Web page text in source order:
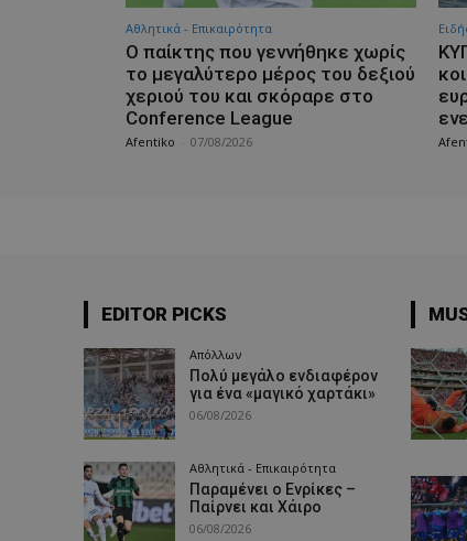
Αθλητικά - Επικαιρότητα
Ο παίκτης που γεννήθηκε χωρίς
το μεγαλύτερο μέρος του δεξιού
χεριού του και σκόραρε στο
Conference League
Afentiko 07/08/2026
EDITOR PICKS
Απόλλων
Πολύ μεγάλο ενδιαφέρον
για ένα «μαγικό χαρτάκι»
06/08/2026
Αθλητικά - Επικαιρότητα
Παραμένει ο Ενρίκες –
Παίρνει και Χάιρο
06/08/2026